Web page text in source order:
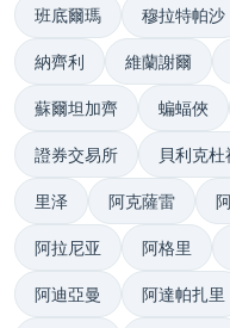
班底爾瑪 穆拉特帕沙
納齊利 維蘭謝爾
蘇爾坦加齊 蝙蝠俠
證券交易所 貝利克杜
里泽 阿克薩雷
阿拉尼亚 阿格里
阿迪亞曼 阿達帕扎里